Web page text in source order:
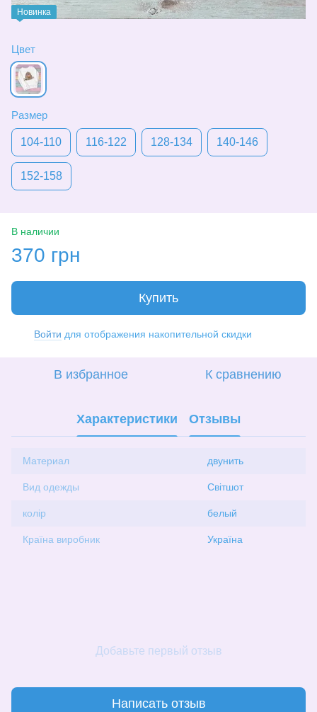
Новинка
Цвет
Размер
104-110 116-122 128-134 140-146
152-158
В наличии
370 грн
Купить
Войти для отображения накопительной скидки
В избранное К сравнению
Характеристики Отзывы
Материал двунить
Вид одежды Світшот
колір белый
Країна виробник Україна
Добавьте первый отзыв
Написать отзыв